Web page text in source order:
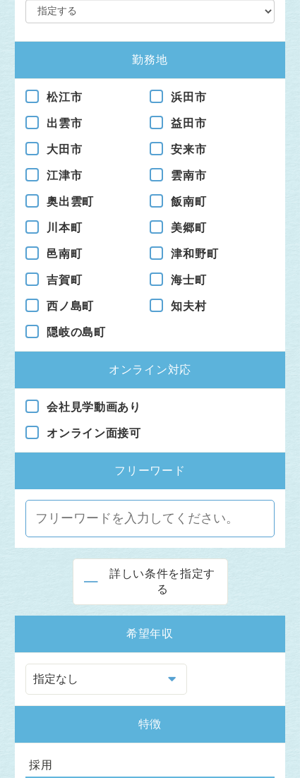
勤務地
松江市 浜田市
出雲市 益田市
大田市 安来市
江津市 雲南市
奥出雲町 飯南町
川本町 美郷町
邑南町 津和野町
吉賀町 海士町
西ノ島町 知夫村
隠岐の島町
オンライン対応
会社見学動画あり
オンライン面接可
フリーワード
詳しい条件を指定す
る
希望年収
特徴
採用